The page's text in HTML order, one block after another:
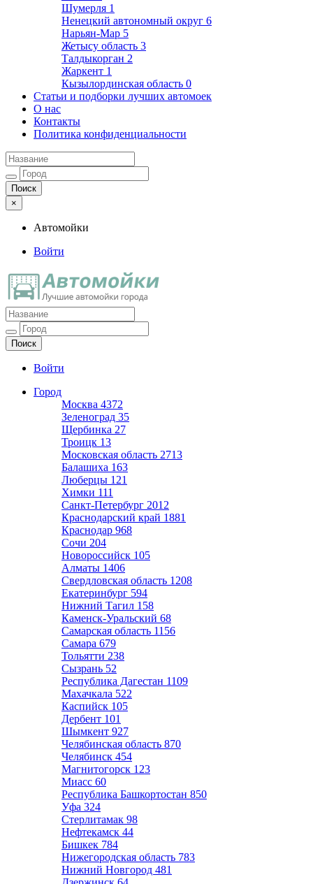
Шумерля 1
Ненецкий автономный округ 6
Нарьян-Мар 5
Жетысу область 3
Талдыкорган 2
Жаркент 1
Кызылординская область 0
Статьи и подборки лучших автомоек
О нас
Контакты
Политика конфиденциальности
×
Автомойки
Войти
Автомойки
Ещё один сайт на WordPress
Войти
Город
Москва 4372
Зеленоград 35
Щербинка 27
Троицк 13
Московская область 2713
Балашиха 163
Люберцы 121
Химки 111
Санкт-Петербург 2012
Краснодарский край 1881
Краснодар 968
Сочи 204
Новороссийск 105
Алматы 1406
Свердловская область 1208
Екатеринбург 594
Нижний Тагил 158
Каменск-Уральский 68
Самарская область 1156
Самара 679
Тольятти 238
Сызрань 52
Республика Дагестан 1109
Махачкала 522
Каспийск 105
Дербент 101
Шымкент 927
Челябинская область 870
Челябинск 454
Магнитогорск 123
Миасс 60
Республика Башкортостан 850
Уфа 324
Стерлитамак 98
Нефтекамск 44
Бишкек 784
Нижегородская область 783
Нижний Новгород 481